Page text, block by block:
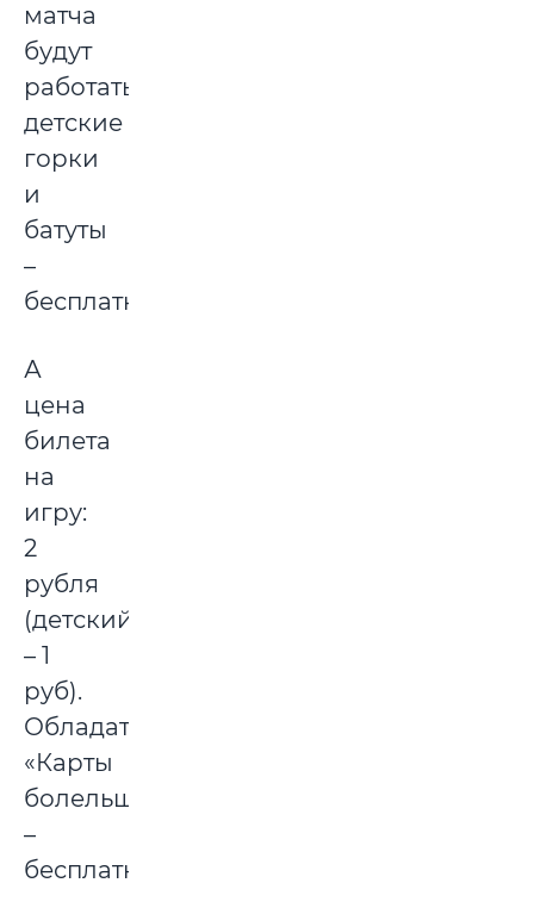
матча
будут
работать
детские
горки
и
батуты
–
бесплатно.
А
цена
билета
на
игру:
2
рубля
(детский
– 1
руб).
Обладателям
«Карты
болельщика»
–
бесплатно.